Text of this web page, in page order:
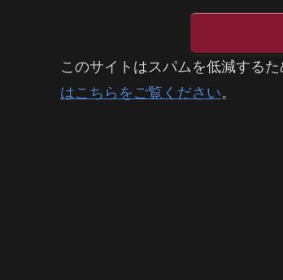
このサイトはスパムを低減する
はこちらをご覧ください。